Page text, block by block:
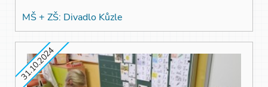
MŠ + ZŠ: Divadlo Kůzle
31.10.2024